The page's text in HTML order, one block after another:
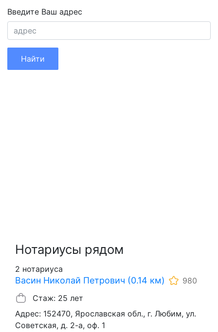
Введите Ваш адрес
Найти
Нотариусы рядом
2 нотариуса
Васин Николай Петрович (0.14 км)
980
Стаж: 25 лет
Адрес: 152470, Ярославская обл., г. Любим, ул.
Советская, д. 2-а, оф. 1